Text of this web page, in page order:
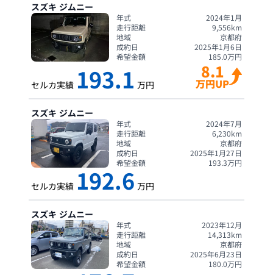
スズキ ジムニー
年式
2024年1月
走行距離
9,556km
地域
京都府
成約日
2025年1月6日
希望金額
185.0万円
セルカ実績 193.1 万円
8.1
万円UP
スズキ ジムニー
年式
2024年7月
走行距離
6,230km
地域
京都府
成約日
2025年1月27日
希望金額
193.3万円
セルカ実績 192.6 万円
スズキ ジムニー
年式
2023年12月
走行距離
14,313km
地域
京都府
成約日
2025年6月23日
希望金額
180.0万円